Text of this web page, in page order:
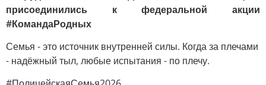
присоединились к федеральной акции
#КомандаРодных
Семья - это источник внутренней силы. Когда за плечами
- надёжный тыл, любые испытания - по плечу.